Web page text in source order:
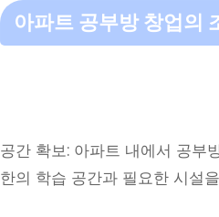
아파트 공부방 창업의
공간 확보: 아파트 내에서 공부
한의 학습 공간과 필요한 시설